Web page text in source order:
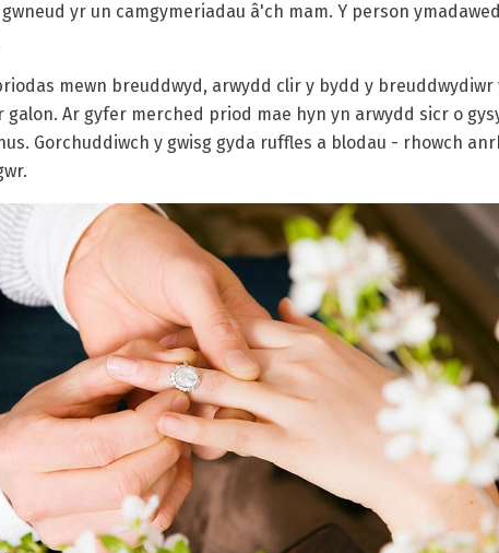
yr un camgymeriadau â'ch mam. Y person
mewn breuddwyd, arwydd clir y bydd y
galon. Ar gyfer merched priod mae hyn yn arwydd sicr o
Gorchuddiwch y gwisg gyda ruffles a blodau - rhowch